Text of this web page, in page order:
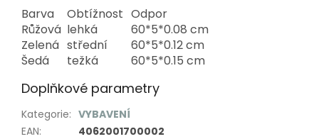
Barva
Obtížnost Odpor
Růžová lehká
60*5*0.08 cm
Zelená střední
60*5*0.12 cm
Šedá
težká 60*5*0.15 cm
Doplňkové parametry
Kategorie: VYBAVENÍ
EAN: 4062001700002